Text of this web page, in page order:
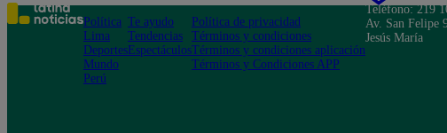
Política
Lima
Deportes
Mundo
Perú
Te ayudo
Tendencias
Espectáculos
Política de privacidad
Términos y condiciones
Términos y condiciones aplicación
Términos y Condiciones APP
Teléfono: 219
Av. San Felipe
Jesús María